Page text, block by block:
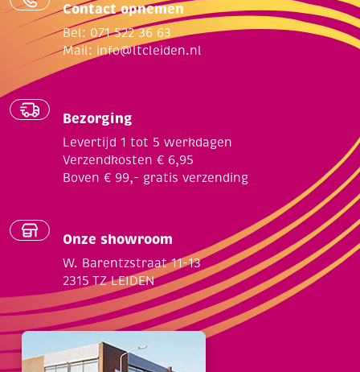
Contact opnemen
Bel: 071 522 36 63
Mail: info@ltcleiden.nl
Bezorging
Levertijd 1 tot 5 werkdagen
Verzendkosten € 6,95
Boven € 99,- gratis verzending
Onze showroom
W. Barentzstraat 11-13
2315 TZ LEIDEN